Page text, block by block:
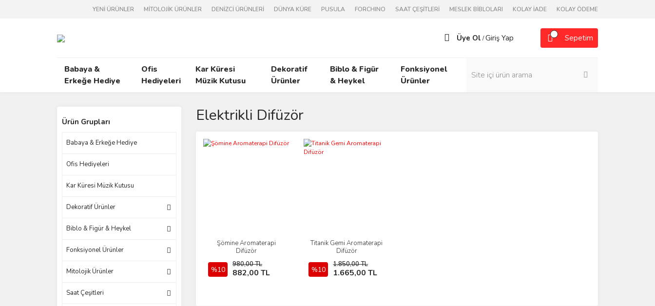
YENİ ÜRÜNLER MİTOLOJİK ÜRÜNLER DENİZCİ ÜRÜNLERİ DÜNYA KÜRE PUSULA FORCHINO SAAT ÇEŞİTLERİ MESLEK BİBLOLARI KOLAY İADE KOLAY ÖDEME
Üye Ol /Giriş Yap Sepetim
Babaya &
Erkeğe Hediye
Ofis
Hediyeleri
Kar Küresi
Müzik Kutusu
Dekoratif
Ürünler
Biblo & Figür
& Heykel
Fonksiyonel
Ürünler
Ürün Grupları
Babaya & Erkeğe Hediye
Ofis Hediyeleri
Kar Küresi Müzik Kutusu
Dekoratif Ürünler
Biblo & Figür & Heykel
Fonksiyonel Ürünler
Mitolojik Ürünler
Saat Çeşitleri
Elektrikli Difüzör
Şömine Aromaterapi
Difüzör
%10
980,00 TL
882,00 TL
İncele
Sepete Ekle
Titanik Gemi Aromaterapi
Difüzör
%10
1.850,00 TL
1.665,00 TL
İncele
Sepete Ekle